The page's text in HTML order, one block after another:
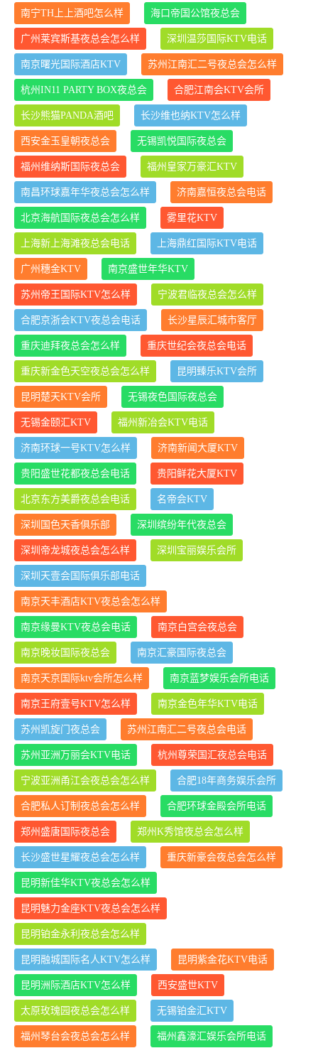
南宁TH上上酒吧怎么样 海口帝国公馆夜总会
广州莱宾斯基夜总会怎么样 深圳温莎国际KTV电话
南京曙光国际酒店KTV 苏州江南汇二号夜总会怎么样
杭州IN11 PARTY BOX夜总会 合肥江南会KTV会所
长沙熊猫PANDA酒吧 长沙维也纳KTV怎么样
西安金玉皇朝夜总会 无锡凯悦国际夜总会
福州维纳斯国际夜总会 福州皇家万豪汇KTV
南昌环球嘉年华夜总会怎么样 济南嘉恒夜总会电话
北京海航国际夜总会怎么样 雾里花KTV
上海新上海滩夜总会电话 上海鼎红国际KTV电话
广州穗金KTV 南京盛世年华KTV
苏州帝王国际KTV怎么样 宁波君临夜总会怎么样
合肥京浙会KTV夜总会电话 长沙星辰汇城市客厅
重庆迪拜夜总会怎么样 重庆世纪会夜总会电话
重庆新金色天空夜总会怎么样 昆明臻乐KTV会所
昆明楚天KTV会所 无锡夜色国际夜总会
无锡金颐汇KTV 福州新冶会KTV电话
济南环球一号KTV怎么样 济南新闻大厦KTV
贵阳盛世花都夜总会电话 贵阳鲜花大厦KTV
北京东方美爵夜总会电话 名帝会KTV
深圳国色天香俱乐部 深圳缤纷年代夜总会
深圳帝龙城夜总会怎么样 深圳宝丽娱乐会所
深圳天壹会国际俱乐部电话
南京天丰酒店KTV夜总会怎么样
南京缘曼KTV夜总会电话 南京白宫会夜总会
南京晚妆国际夜总会 南京汇豪国际夜总会
南京天京国际ktv会所怎么样 南京蓝梦娱乐会所电话
南京王府壹号KTV怎么样 南京金色年华KTV电话
苏州凯旋门夜总会 苏州江南汇二号夜总会电话
苏州亚洲万丽会KTV电话 杭州尊荣国汇夜总会电话
宁波亚洲甬江会夜总会怎么样 合肥18年商务娱乐会所
合肥私人订制夜总会怎么样 合肥环球金殿会所电话
郑州盛唐国际夜总会 郑州K秀馆夜总会怎么样
长沙盛世星耀夜总会怎么样 重庆新豪会夜总会怎么样
昆明新佳华KTV夜总会怎么样
昆明魅力金座KTV夜总会怎么样
昆明铂金永利夜总会怎么样
昆明融城国际名人KTV怎么样 昆明紫金花KTV电话
昆明洲际酒店KTV怎么样 西安盛世KTV
太原玫瑰园夜总会怎么样 无锡铂金汇KTV
福州琴台会夜总会怎么样 福州鑫濠汇娱乐会所电话